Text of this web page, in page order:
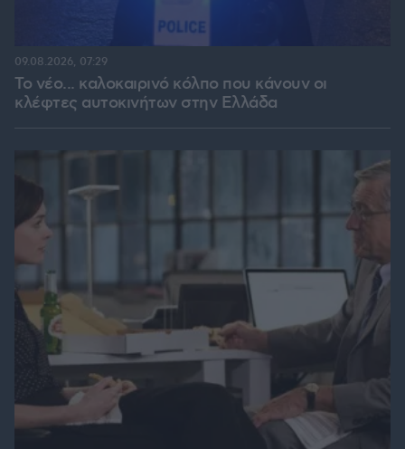
Το νέο... καλοκαιρινό κόλπο που κάνουν οι
κλέφτες αυτοκινήτων στην Ελλάδα
09.08.2026, 07:29